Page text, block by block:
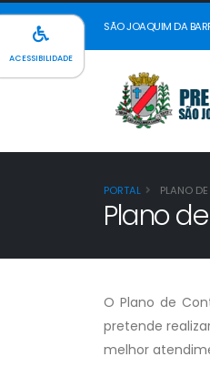
SÃO JOAQUIM DA
PORTAL PLANO
Plano
O Plano de
pretende
melhor
ACESSIBILIDADE